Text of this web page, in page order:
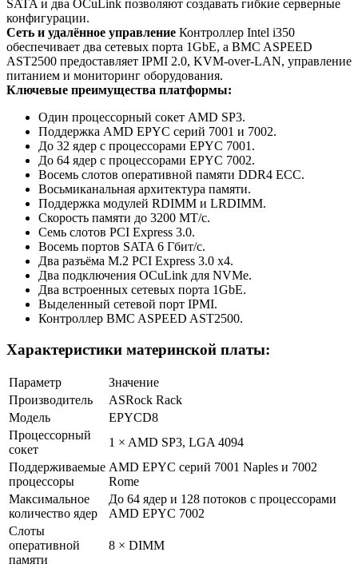
SATA и два OCuLink позволяют создавать гибкие серверные
конфигурации.
Сеть и удалённое управление Контроллер Intel i350
обеспечивает два сетевых порта 1GbE, а BMC ASPEED
AST2500 предоставляет IPMI 2.0, KVM-over-LAN, управление
питанием и мониторинг оборудования.
Ключевые преимущества платформы:
Один процессорный сокет AMD SP3.
Поддержка AMD EPYC серий 7001 и 7002.
До 32 ядер с процессорами EPYC 7001.
До 64 ядер с процессорами EPYC 7002.
Восемь слотов оперативной памяти DDR4 ECC.
Восьмиканальная архитектура памяти.
Поддержка модулей RDIMM и LRDIMM.
Скорость памяти до 3200 МТ/с.
Семь слотов PCI Express 3.0.
Восемь портов SATA 6 Гбит/с.
Два разъёма M.2 PCI Express 3.0 x4.
Два подключения OCuLink для NVMe.
Два встроенных сетевых порта 1GbE.
Выделенный сетевой порт IPMI.
Контроллер BMC ASPEED AST2500.
Характеристики материнской платы:
Параметр
Значение
Производитель
ASRock Rack
Модель
EPYCD8
Процессорный
сокет
1 × AMD SP3, LGA 4094
Поддерживаемые
процессоры
AMD EPYC серий 7001 Naples и 7002
Rome
Максимальное
количество ядер
До 64 ядер и 128 потоков с процессорами
AMD EPYC 7002
Слоты
оперативной
памяти
8 × DIMM